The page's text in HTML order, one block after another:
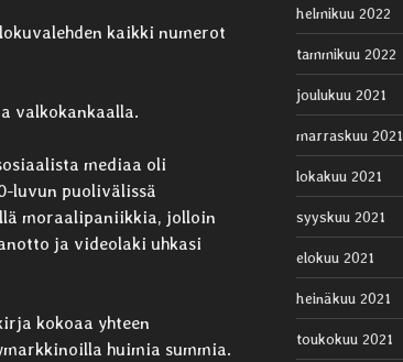
kaikki numerot
valkokankaalla.
mediaa oli
luvun puolivälissä
moraalipaniikkia, jolloin
ja videolaki uhkasi
kokoaa yhteen
huimia summia.
helmikuu 2022
tammikuu 2022
joulukuu 2021
marraskuu 2021
lokakuu 2021
syyskuu 2021
elokuu 2021
heinäkuu 2021
toukokuu 2021